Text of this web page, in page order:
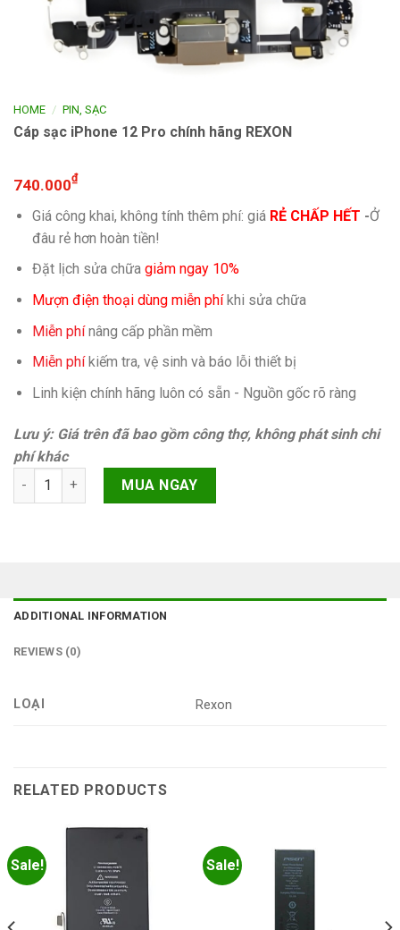
HOME / PIN, SẠC
Cáp sạc iPhone 12 Pro chính hãng REXON
740.000₫
Giá công khai, không tính thêm phí: giá RẺ CHẤP HẾT -Ở
đâu rẻ hơn hoàn tiền!
Đặt lịch sửa chữa giảm ngay 10%
Mượn điện thoại dùng miễn phíkhi sửa chữa
Miễn phínâng cấp phần mềm
Miễn phíkiếm tra, vệ sinh và báo lỗi thiết bị
Linh kiện chính hãng luôn có sẵn - Nguồn gốc rõ ràng
Lưu ý: Giá trên đã bao gồm công thợ, không phát sinh chi
phí khác
Cáp sạc iPhone 12 Pro chính hãng REXON quantity
MUA NGAY
ADDITIONAL INFORMATION
REVIEWS (0)
LOẠI Rexon
RELATED PRODUCTS
Sale! Sale!